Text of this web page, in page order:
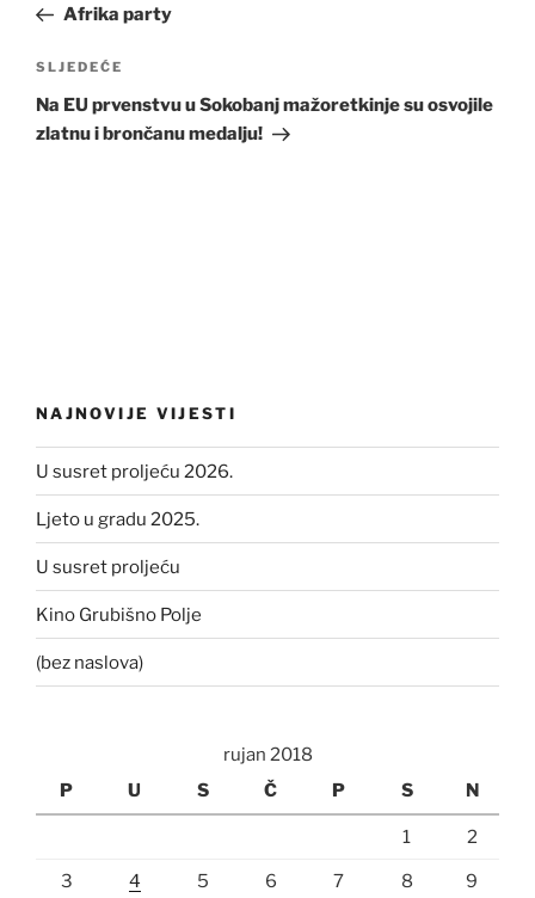
objavaAfrika party
Sljedeća
objava
SLJEDEĆE
Na EU prvenstvu u Sokobanj mažoretkinje su osvojile
zlatnu i brončanu medalju!
NAJNOVIJE VIJESTI
U susret proljeću 2026.
Ljeto u gradu 2025.
U susret proljeću
Kino Grubišno Polje
(bez naslova)
rujan 2018
P
U S Č P S N
1 2
3 4 5 6 7 8 9